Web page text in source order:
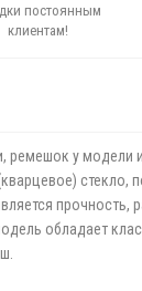
постоянным
клиентам!
ремешок у
стекло,
прочность,
обладает